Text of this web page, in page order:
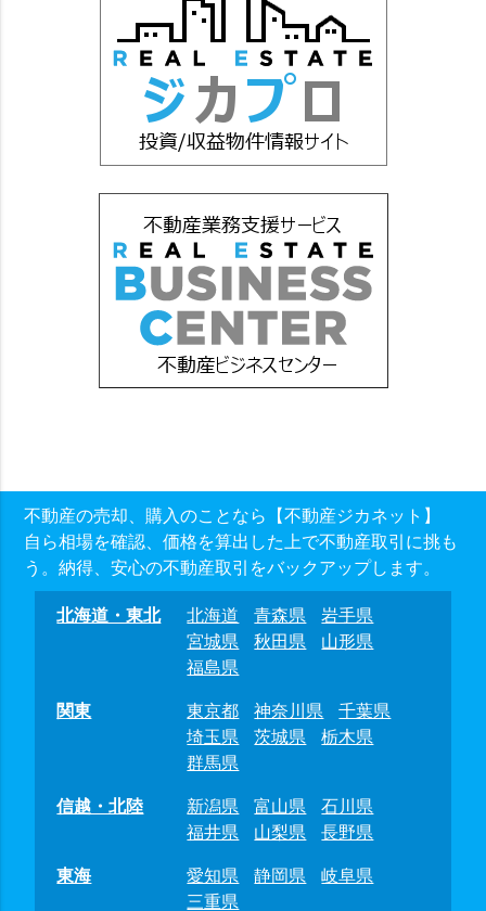
不動産の売却、購入のことなら【不動産ジカネット】
自ら相場を確認、価格を算出した上で不動産取引に挑も
う。納得、安心の不動産取引をバックアップします。
北海道・東北 北海道 青森県
岩手県
宮城県
秋田県
山形県
福島県
関東
東京都 神奈川県
千葉県
埼玉県
茨城県
栃木県
群馬県
信越・北陸
新潟県 富山県
石川県
福井県
山梨県
長野県
東海
愛知県 静岡県
岐阜県
三重県